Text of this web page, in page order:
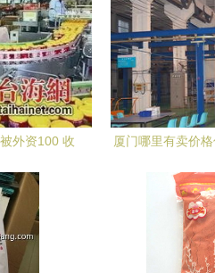
外资100 收
厦门哪里有卖价
门哪里有卖价格
流水线 悬挂轻轨